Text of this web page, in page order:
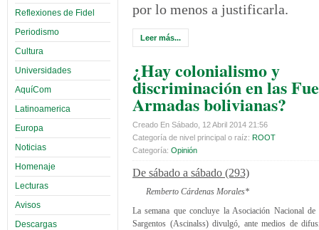
Reflexiones de Fidel
Periodismo
Cultura
Universidades
AquíCom
Latinoamerica
Europa
Noticias
Homenaje
Lecturas
Avisos
Descargas
por lo menos a justificarla.
Leer más...
¿Hay colonialismo y
discriminación en las
Armadas bolivianas?
Creado En Sábado, 12 Abril 2014 21:56
Categoría de nivel principal o raíz: ROOT
Categoría: Opinión
De sábado a sábado (293)
Remberto Cárdenas Morales*
La semana que concluye la Asociación Nacional
Sargentos (Ascinalss) divulgó, ante medios de